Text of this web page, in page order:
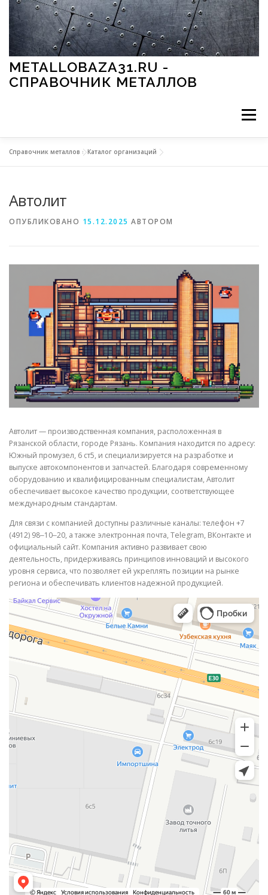
Перейти к содержимому
METALLOBAZA31.RU -
СПРАВОЧНИК МЕТАЛЛОВ
Меню
МЕТАЛЛЫ И ОКРУЖАЮЩАЯ СРЕДА
СВОЙСТВА МЕТАЛЛОВ СОРТА МЕТАЛЛОВ
СТАТЬИ
Справочник металлов »Каталог организаций
Автолит
ОПУБЛИКОВАНО 15.12.2025 АВТОРОМ
Автолит — производственная компания, расположенная в
Рязанской области, городе Рязань. Компания находится по адресу:
Южный промузел, 6 ст5, и специализируется на разработке и
выпуске автокомпонентов и запчастей. Благодаря современному
оборудованию и квалифицированным специалистам, Автолит
обеспечивает высокое качество продукции, соответствующее
международным стандартам.
Для связи с компанией доступны различные каналы: телефон +7
(4912) 98‒10‒20, а также электронная почта, Telegram, ВКонтакте и
официальный сайт. Компания активно развивает свою
деятельность, придерживаясь принципов инноваций и высокого
уровня сервиса, что позволяет ей укреплять позиции на рынке
региона и обеспечивать клиентов надежной продукцией.